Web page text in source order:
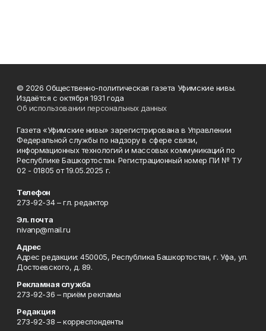
© 2026 Общественно-политическая газета Уфимские нивы.
Издаётся с октября 1931 года
Об использовании персональных данных
Газета «Уфимские нивы» зарегистрирована в Управлении
Федеральной службы по надзору в сфере связи,
информационных технологий и массовых коммуникаций по
Республике Башкортостан. Регистрационный номер ПИ № ТУ
02 - 01805 от 19.05.2025 г.
Телефон
273-92-34 – гл. редактор
Эл. почта
nivanp@mail.ru
Адрес
Адрес редакции: 450005, Республика Башкортостан, г. Уфа, ул.
Достоевского, д. 89.
Рекламная служба
273-92-36 – приём рекламы
Редакция
273-92-38 – корреспонденты